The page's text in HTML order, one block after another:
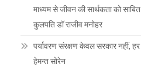
माध्यम से जीवन की सार्थकता को साबित
कुलपति डॉ राजीव मनोहर
पर्यावरण संरक्षण केवल सरकार नहीं, हर
हेमन्त सोरेन